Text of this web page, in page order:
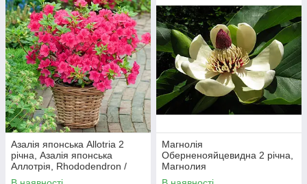
Азалія японська Allotria 2
річна, Азалія японська
Аллотрія, Rhododendron /
Azalea japonica Allotria
Магнолія
Оберненояйцевидна 2 річна,
Магнолия
Обратнояйцевидная,